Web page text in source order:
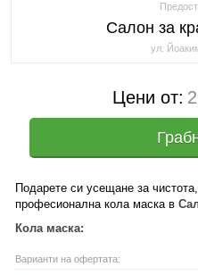
Салон за
ул.
Цени от:
Подарете си усещане за
професионална кола маска в
Кола маска:
Варианти на офертата: